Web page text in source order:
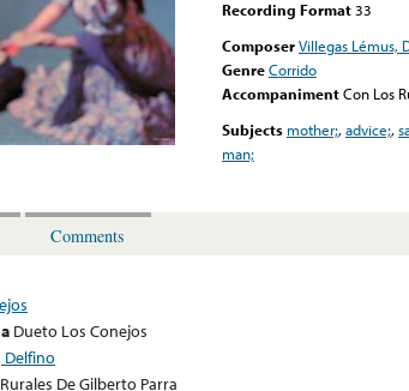
Recording Format33
ComposerVillegas Lémus,
GenreCorrido
AccompanimentCon Los
Subjects mother;,advice;,
man;
Comments
Dueto Los Conejos
Delfino
De Gilberto Parra